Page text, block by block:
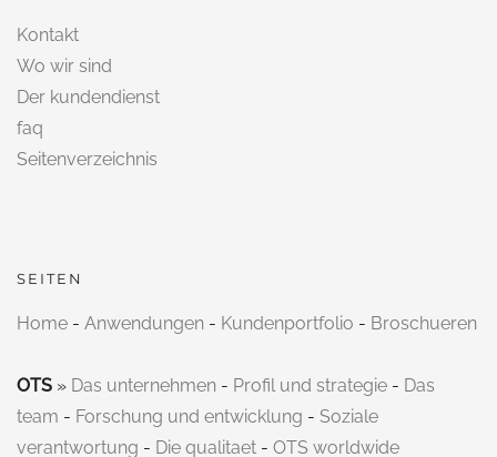
Kontakt
Wo wir sind
Der kundendienst
faq
Seitenverzeichnis
SEITEN
Home - Anwendungen - Kundenportfolio - Broschueren
OTS » Das unternehmen - Profil und strategie - Das
team - Forschung und entwicklung - Soziale
verantwortung - Die qualitaet - OTS worldwide